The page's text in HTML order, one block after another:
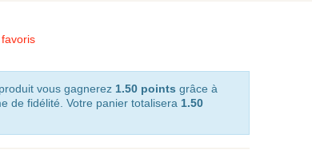
vous gagnerez 1.50 points grâce à
de fidélité. Votre panier totalisera 1.50